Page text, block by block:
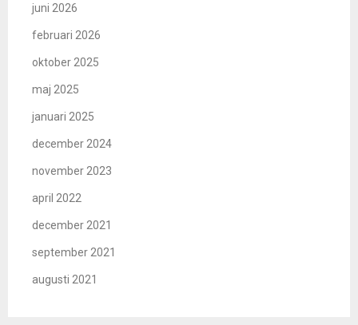
juni 2026
februari 2026
oktober 2025
maj 2025
januari 2025
december 2024
november 2023
april 2022
december 2021
september 2021
augusti 2021